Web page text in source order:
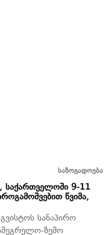
საზოგადოება
საქართველოში 9-11
წვიმა,
სანაპირო
ზემო